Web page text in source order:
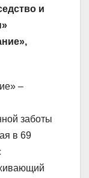
и
–
заботы
в 69